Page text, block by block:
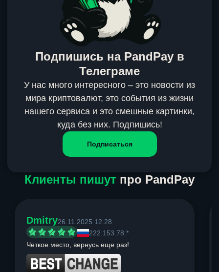
Подпишись на PandPay в
Телеграме
У нас много интересного – это новости из
мира криптовалют, это события из жизни
нашего сервиса и это смешные картинки,
куда без них. Подпишись!
Подписаться
Клиенты пишут про PandPay
Dmitry26.11.2025 12:28
222.153.78.*
Четкое место, вернусь еще раз!